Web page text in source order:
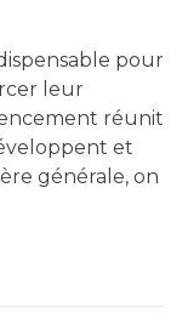
pour
leur
réunit
et
générale, on